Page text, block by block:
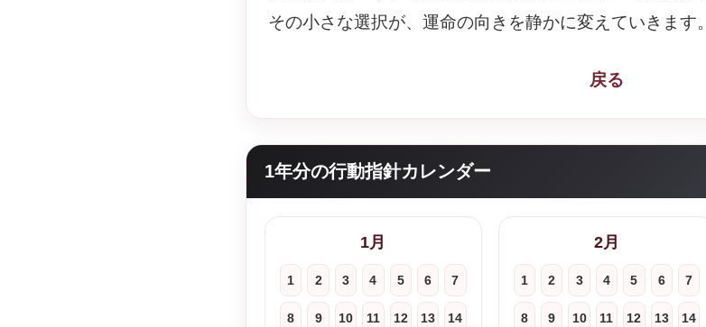
その小さな選択が、運命の向きを静かに変えていきます。
戻る
1年分の行動指針カレンダー
1月
1 2 3 4 5 6 7
8 9 10 11 12 13 14
2月
1 2 3 4 5 6 7
8 9 10 11 12 13 14